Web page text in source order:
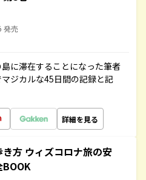
発売
に滞在することになった筆者
ジカルな45日間の記録と記
詳細を見る
方 ウィズコロナ旅の安